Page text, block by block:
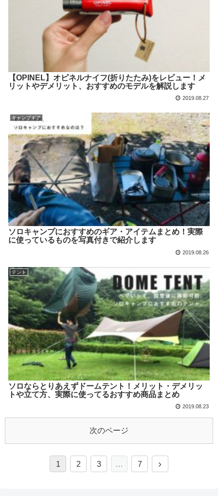
【OPINEL】オピネルナイフ(折りたたみ)をレビュー！メ
リットやデメリット、おすすめのモデルを解説します
2019.08.27
キャンプギア
ソロキャンプにおすすめのギア・アイテムまとめ！実際
に使っているものを写真付きで紹介します
2019.08.26
テント
ソロならとりあえずドームテント！メリット・デメリッ
トや立て方、実際に使ってるおすすめ商品まとめ
2019.08.23
次のページ
1 2 3 … 7